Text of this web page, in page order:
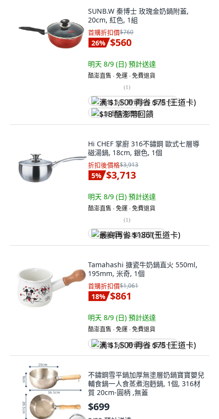
SUNB.W 秦博士 玫瑰金奶鍋附蓋,
20cm, 紅色, 1組
首購折扣價$760
26% $560
明天 8/9 (日) 預計送達
酷澎直售 ∙ 免運 ∙ 免費退貨
(1)
满 $1,500 再省 $75 (王道卡)
$18 酷澎幣回饋
Hi CHEF 掌廚 316不鏽鋼 歐式七層導
磁湯鍋, 18cm, 銀色, 1個
折扣後價格$3,913
5% $3,713
明天 8/9 (日) 預計送達
酷澎直售 ∙ 免運 ∙ 免費退貨
(1)
最高再省 $186 (王道卡)
Tamahashi 搪瓷牛奶鍋直火 550ml,
195mm, 米奇, 1個
首購折扣價$1,061
18% $861
明天 8/9 (日) 預計送達
酷澎直售 ∙ 免運 ∙ 免費退貨
满 $1,500 再省 $75 (王道卡)
不鏽鋼雪平鍋加厚無塗層奶鍋寶寶嬰兒
輔食鍋一人食蒸煮泡麪鍋, 1個, 316材
質 20cm-圓柄 ,無蓋
$699